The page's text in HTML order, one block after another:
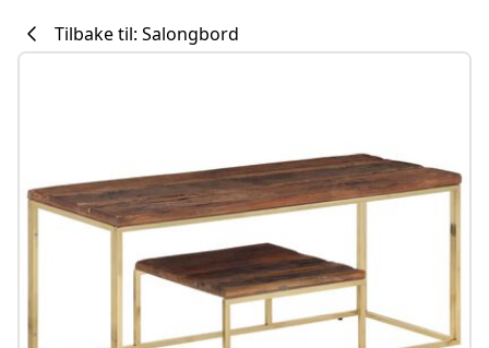
Tilbake til: Salongbord